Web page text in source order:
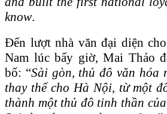
know.
Đến lượt nhà văn đại diện
Nam lúc bấy giờ, Mai Thảo
bố: “Sài gòn, thủ đô văn hóa
thay thế cho Hà Nội, từ một
thành một thủ đô tinh thần